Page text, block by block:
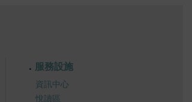
服務設施
資訊中心
悅讀區